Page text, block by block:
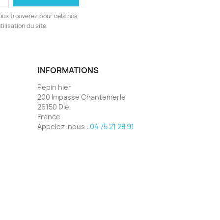
trouverez pour cela nos
du site.
INFORMATIONS
Pepin hier
200 Impasse Chantemerle
26150 Die
France
Appelez-nous : 04 75 21 28 91